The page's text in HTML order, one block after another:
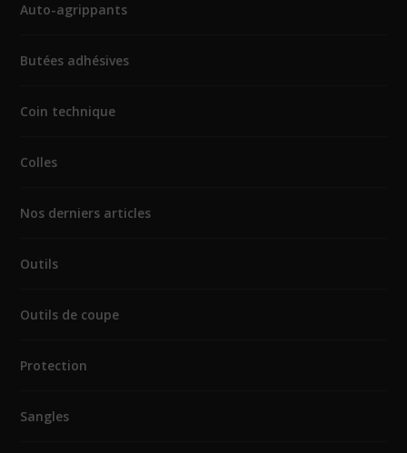
Auto-agrippants
Butées adhésives
Coin technique
Colles
Nos derniers articles
Outils
Outils de coupe
Protection
Sangles